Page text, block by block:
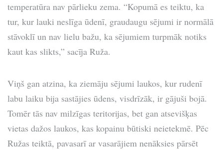
temperatūra nav pārlieku zema. “Kopumā es teiktu, ka
tur, kur lauki neslīga ūdenī, graudaugu sējumi ir normālā
stāvoklī un nav lielu bažu, ka sējumiem turpmāk notiks
kaut kas slikts,” sacīja Ruža.
Viņš gan atzina, ka ziemāju sējumi laukos, kur rudenī
labu laiku bija sastājies ūdens, visdrīzāk, ir gājuši bojā.
Tomēr tās nav milzīgas teritorijas, bet gan atsevišķas
vietas dažos laukos, kas kopainu būtiski neietekmē. Pēc
Ružas teiktā, pavasarī ar vasarājiem nenāksies pārsēt